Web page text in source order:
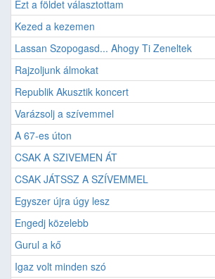
Ezt a földet választottam
Kezed a kezemen
Lassan Szopogasd... Ahogy Ti Zeneltek
Rajzoljunk álmokat
Republik Akusztik koncert
Varázsolj a szívemmel
A 67-es úton
CSAK A SZIVEMEN ÁT
CSAK JÁTSSZ A SZÍVEMMEL
Egyszer újra úgy lesz
Engedj közelebb
Gurul a kő
Igaz volt minden szó